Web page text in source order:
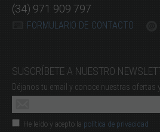
(34) 971 909 797
FORMULARIO DE CONTACTO
SUSCRÍBETE A NUESTRO
Déjanos tu email y conoce nuestras ofertas
He leído y acepto la política de privacidad